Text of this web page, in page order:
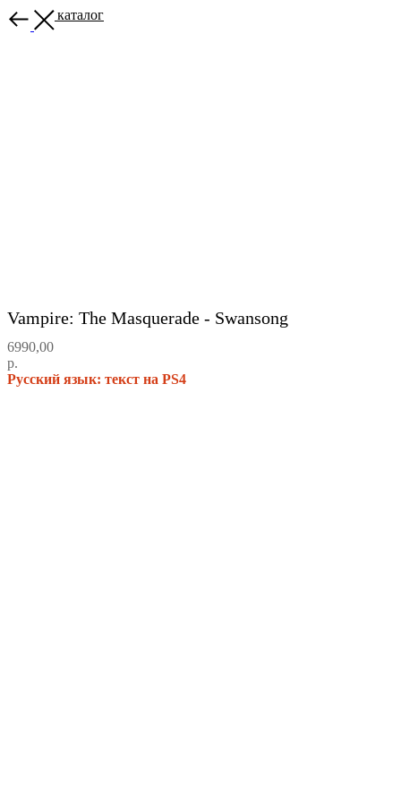
Назад в каталог
Vampire: The Masquerade - Swansong
6990,00
р.
Русский язык: текст на PS4